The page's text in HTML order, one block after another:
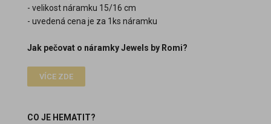
- velikost náramku 15/16 cm
- uvedená cena je za 1ks náramku
Jak pečovat o náramky Jewels by Romi?
VÍCE ZDE
CO JE HEMATIT?